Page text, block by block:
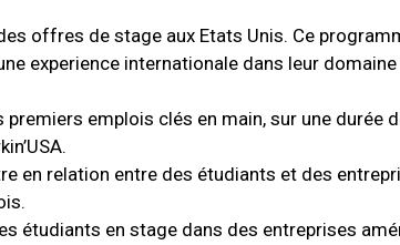
offres de stage aux Etats Unis. Ce
experience internationale dans leur
emplois clés en main, sur une durée
en relation entre des étudiants et des
étudiants en stage dans des entreprises